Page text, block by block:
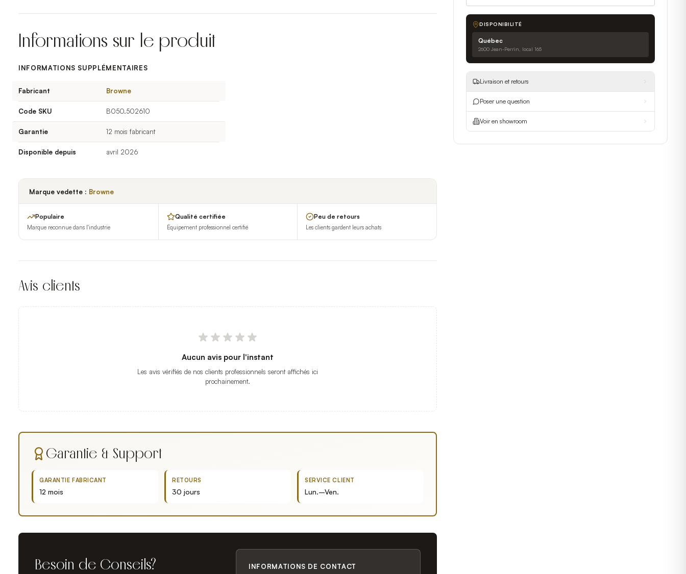
Informations sur le produit
INFORMATIONS SUPPLÉMENTAIRES
Fabricant Browne
Code SKU B050.502610
Garantie 12 mois fabricant
Disponible depuis avril 2026
Marque vedette : Browne
Populaire
Marque reconnue dans l'industrie
Qualité certifiée
Équipement professionnel certifié
Peu de retours
Les clients gardent leurs achats
Avis clients
Aucun avis pour l'instant
Les avis vérifiés de nos clients professionnels seront affichés ici
prochainement.
Garantie & Support
GARANTIE FABRICANT
12 mois
RETOURS
30 jours
SERVICE CLIENT
Lun.–Ven.
Besoin de Conseils? INFORMATIONS DE CONTACT
DISPONIBILITÉ
Québec
2600 Jean-Perrin, local 165
Livraison et retours
Poser une question
Voir en showroom